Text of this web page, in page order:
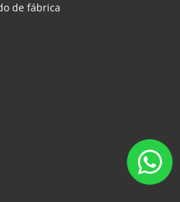
de fábrica